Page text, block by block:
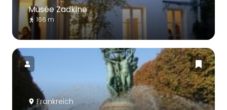
Musée Zadkine
166 m
Frankreich